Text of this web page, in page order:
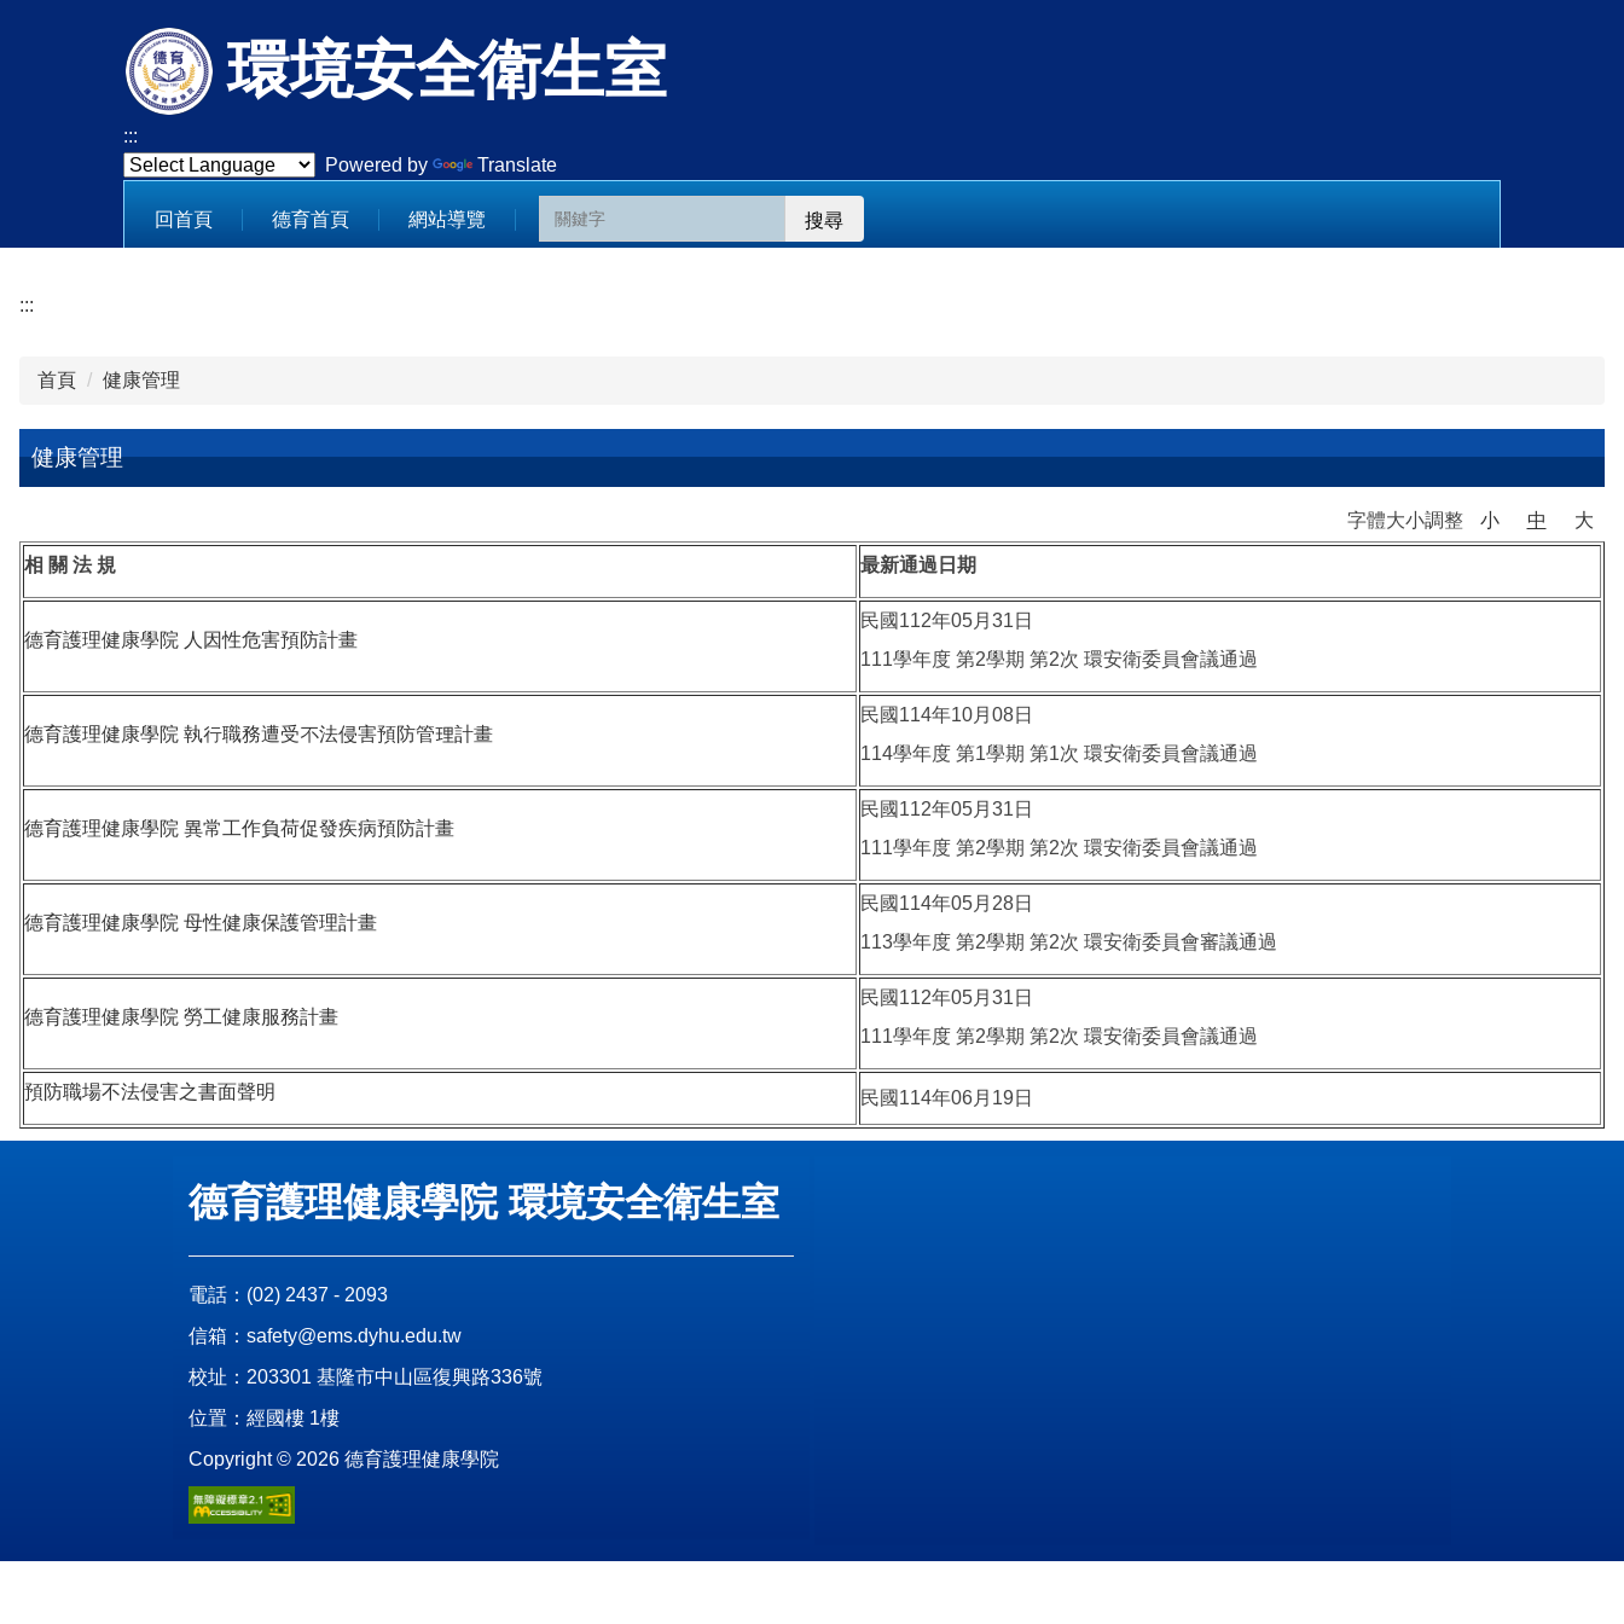
環境安全衛生室
:::
Powered by
Translate
回首頁 德育首頁 網站導覽 搜尋
:::
首頁 健康管理
健康管理
字體大小調整 小 中 大
相 關 法 規 最新通過日期
德育護理健康學院 人因性危害預防計畫
民國112年05月31日
111學年度 第2學期 第2次 環安衛委員會議通過
德育護理健康學院 執行職務遭受不法侵害預防管理計畫
民國114年10月08日
114學年度 第1學期 第1次 環安衛委員會議通過
德育護理健康學院 異常工作負荷促發疾病預防計畫
民國112年05月31日
111學年度 第2學期 第2次 環安衛委員會議通過
德育護理健康學院 母性健康保護管理計畫
民國114年05月28日
113學年度 第2學期 第2次 環安衛委員會審議通過
德育護理健康學院 勞工健康服務計畫
民國112年05月31日
111學年度 第2學期 第2次 環安衛委員會議通過
預防職場不法侵害之書面聲明 民國114年06月19日
德育護理健康學院 環境安全衛生室
電話： (02) 2437 - 2093
信箱：safety@ems.dyhu.edu.tw
校址： 203301 基隆市中山區復興路336號
位置：經國樓 1樓
Copyright © 2026 德育護理健康學院